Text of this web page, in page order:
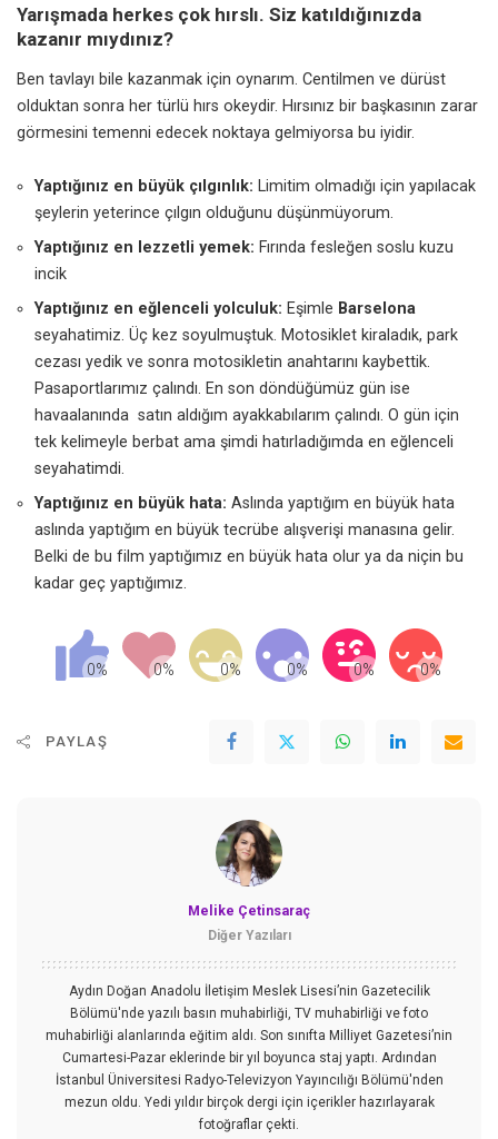
Yarışmada herkes çok hırslı. Siz katıldığınızda
kazanır mıydınız?
Ben tavlayı bile kazanmak için oynarım. Centilmen ve dürüst
olduktan sonra her türlü hırs okeydir. Hırsınız bir başkasının zarar
görmesini temenni edecek noktaya gelmiyorsa bu iyidir.
Yaptığınız en büyük çılgınlık: Limitim olmadığı için yapılacak
şeylerin yeterince çılgın olduğunu düşünmüyorum.
Yaptığınız en lezzetli yemek: Fırında fesleğen soslu kuzu
incik
Yaptığınız en eğlenceli yolculuk: Eşimle Barselona
seyahatimiz. Üç kez soyulmuştuk. Motosiklet kiraladık, park
cezası yedik ve sonra motosikletin anahtarını kaybettik.
Pasaportlarımız çalındı. En son döndüğümüz gün ise
havaalanında satın aldığım ayakkabılarım çalındı. O gün için
tek kelimeyle berbat ama şimdi hatırladığımda en eğlenceli
seyahatimdi.
Yaptığınız en büyük hata: Aslında yaptığım en büyük hata
aslında yaptığım en büyük tecrübe alışverişi manasına gelir.
Belki de bu film yaptığımız en büyük hata olur ya da niçin bu
kadar geç yaptığımız.
PAYLAŞ
Melike Çetinsaraç
Diğer Yazıları
Aydın Doğan Anadolu İletişim Meslek Lisesi’nin Gazetecilik
Bölümü'nde yazılı basın muhabirliği, TV muhabirliği ve foto
muhabirliği alanlarında eğitim aldı. Son sınıfta Milliyet Gazetesi’nin
Cumartesi-Pazar eklerinde bir yıl boyunca staj yaptı. Ardından
İstanbul Üniversitesi Radyo-Televizyon Yayıncılığı Bölümü'nden
mezun oldu. Yedi yıldır birçok dergi için içerikler hazırlayarak
fotoğraflar çekti.